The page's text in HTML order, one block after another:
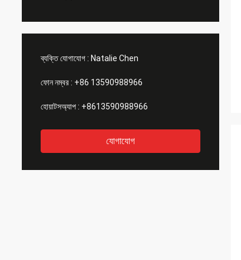
ব্যক্তি যোগাযোগ : Natalie Chen
ফোন নম্বর : +86 13590988966
হোয়াটসঅ্যাপ : +8613590988966
যোগাযোগ